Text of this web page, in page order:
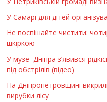
У Самарі для дітей
Не поспішайте чистити:
шкіркою
У музеї Дніпра з’явився
під обстрілів (відео)
На Дніпропетровщині
вирубки лісу